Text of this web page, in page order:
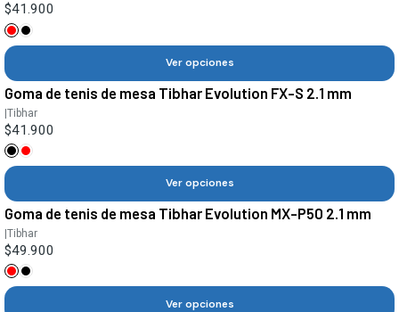
$41.900
Ver opciones
Goma de tenis de mesa Tibhar Evolution FX-S 2.1 mm
|Tibhar
$41.900
Ver opciones
Goma de tenis de mesa Tibhar Evolution MX-P50 2.1 mm
|Tibhar
$49.900
Ver opciones